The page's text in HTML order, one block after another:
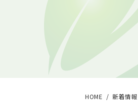
HOME 新着情報